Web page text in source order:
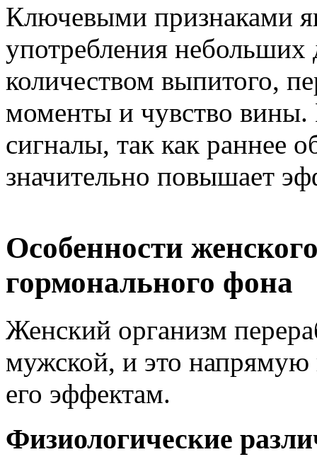
Ключевыми признаками
употребления небольших
количеством выпитого,
моменты и чувство вины.
сигналы, так как раннее
значительно повышает
Особенности
гормонального фона
Женский организм
мужской, и это напрямую
его эффектам.
Физиологические